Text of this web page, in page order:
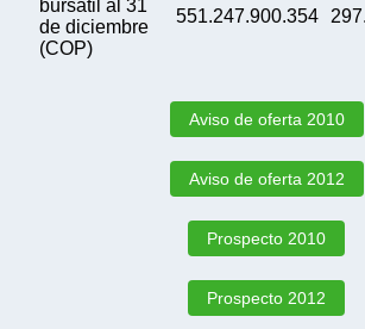
bursátil al 31
de diciembre
(COP)
551.247.900.354
Aviso de oferta 2010
Aviso de oferta 2012
Prospecto 2010
Prospecto 2012